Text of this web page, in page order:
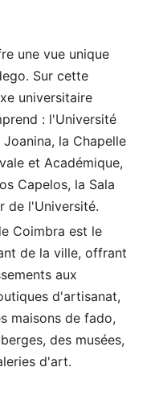
une vue unique
Sur cette
universitaire
: l'Université
la Chapelle
et Académique,
Capelos, la Sala
de l'Université.
Coimbra est le
de la ville, offrant
aux
d'artisanat,
maisons de fado,
des musées,
d'art.